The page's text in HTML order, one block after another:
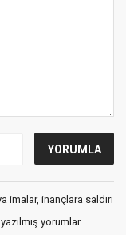
imalar, inançlara saldırı
yorumlar